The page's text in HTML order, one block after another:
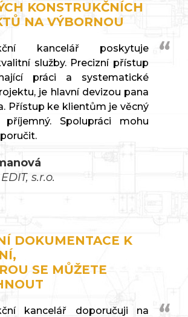
KONSTRUKČNÍCH
NA VÝBORNOU
kancelář poskytuje
služby. Precizní přístup
práci a systematické
je hlavní devizou pana
Přístup ke klientům je věcný
Spolupráci mohu
s.r.o.
DOKUMENTACE K
SE MŮŽETE
kancelář doporučuji na